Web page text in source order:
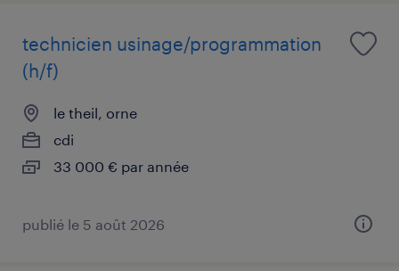
technicien usinage/programmation
(h/f)
le theil, orne
cdi
33 000 € par année
publié le 5 août 2026